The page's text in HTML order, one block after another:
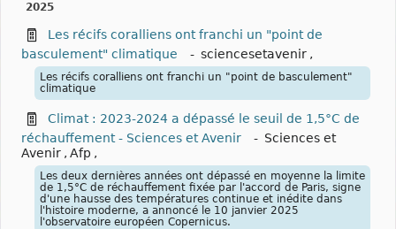
2025
Les récifs coralliens ont franchi un "point de
basculement" climatique
- sciencesetavenir ,
Les récifs coralliens ont franchi un "point de basculement"
climatique
Climat : 2023-2024 a dépassé le seuil de 1,5°C de
réchauffement - Sciences et Avenir
- Sciences et
Avenir , Afp ,
Les deux dernières années ont dépassé en moyenne la limite
de 1,5°C de réchauffement fixée par l'accord de Paris, signe
d'une hausse des températures continue et inédite dans
l'histoire moderne, a annoncé le 10 janvier 2025
l'observatoire européen Copernicus.